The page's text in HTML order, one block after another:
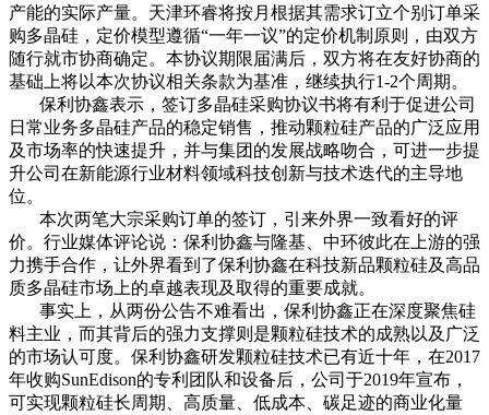
产能的实际产量。天津环睿将按月根据其需求订立个别订单采
购多晶硅，定价模型遵循“一年一议”的定价机制原则，由双方
随行就市协商确定。本协议期限届满后，双方将在友好协商的
基础上将以本次协议相关条款为基准，继续执行1-2个周期。
保利协鑫表示，签订多晶硅采购协议书将有利于促进公司
日常业务多晶硅产品的稳定销售，推动颗粒硅产品的广泛应用
及市场率的快速提升，并与集团的发展战略吻合，可进一步提
升公司在新能源行业材料领域科技创新与技术迭代的主导地
位。
本次两笔大宗采购订单的签订，引来外界一致看好的评
价。行业媒体评论说：保利协鑫与隆基、中环彼此在上游的强
力携手合作，让外界看到了保利协鑫在科技新品颗粒硅及高品
质多晶硅市场上的卓越表现及取得的重要成就。
事实上，从两份公告不难看出，保利协鑫正在深度聚焦硅
料主业，而其背后的强力支撑则是颗粒硅技术的成熟以及广泛
的市场认可度。保利协鑫研发颗粒硅技术已有近十年，在2017
年收购SunEdison的专利团队和设备后，公司于2019年宣布，
可实现颗粒硅长周期、高质量、低成本、碳足迹的商业化量